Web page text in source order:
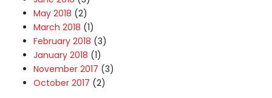
May 2018 (2)
March 2018 (1)
February 2018 (3)
January 2018 (1)
November 2017 (3)
October 2017 (2)